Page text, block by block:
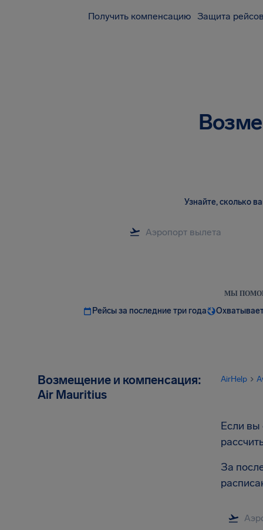
Получить компенсацию Защита
Узнайте, сколько
МЫ
Рейсы за последние три года
Возмещение и компенсация:
Air Mauritius
AirHelp
Если вы
За